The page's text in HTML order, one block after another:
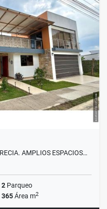
AMPLIOS ESPACIOS…
2 Parqueo
365Área m2